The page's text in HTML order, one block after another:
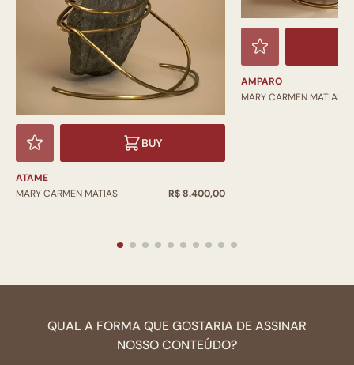
BUY
ATAME
MARY CARMEN MATIAS
R$ 8.400,00
AMPARO
MARY CARMEN MATIAS
QUAL A FORMA QUE GOSTARIA DE ASSINAR
NOSSO CONTEÚDO?